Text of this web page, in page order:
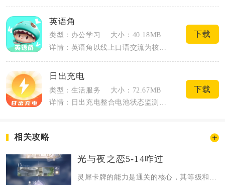
英语角
类型：办公学习
大小：40.18MB
下载
日出充电
类型：生活服务
大小：72.67MB
下载
相关攻略
光与夜之恋5-14咋过